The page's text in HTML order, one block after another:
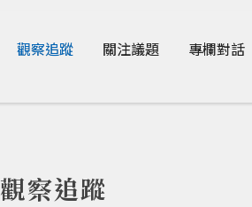
觀察追蹤 關注議題 專欄對話
觀察追蹤